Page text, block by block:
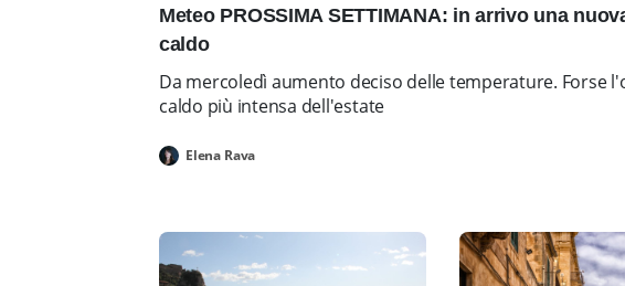
Meteo PROSSIMA SETTIMANA: in arrivo una
caldo
Da mercoledì aumento deciso delle temperature. Forse
caldo più intensa dell'estate
Elena Rava